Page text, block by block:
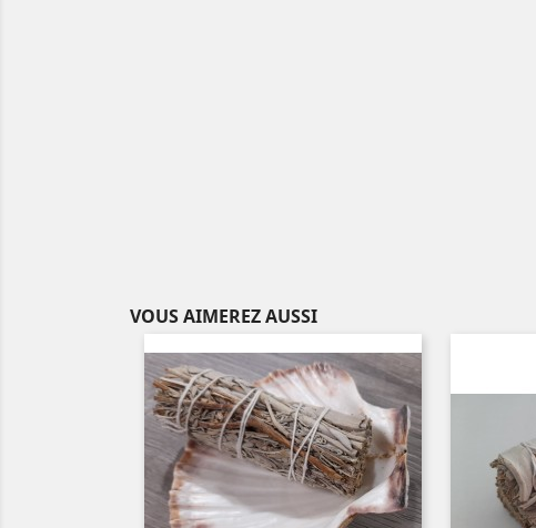
VOUS AIMEREZ AUSSI